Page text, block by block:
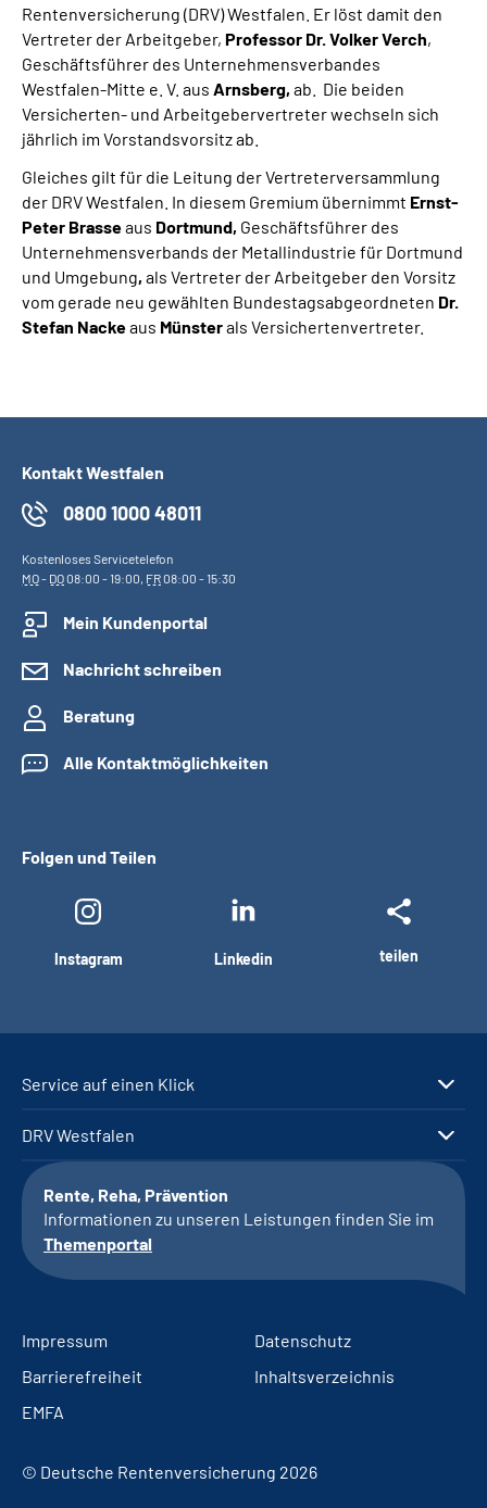
Rentenversicherung (DRV) Westfalen. Er löst damit den
Vertreter der Arbeitgeber, Professor Dr. Volker Verch,
Geschäftsführer des Unternehmensverbandes
Westfalen-Mitte e. V. aus Arnsberg, ab. Die beiden
Versicherten- und Arbeitgebervertreter wechseln sich
jährlich im Vorstandsvorsitz ab.
Gleiches gilt für die Leitung der Vertreterversammlung
der DRV Westfalen. In diesem Gremium übernimmt Ernst-
Peter Brasseaus Dortmund, Geschäftsführer des
Unternehmensverbands der Metallindustrie für Dortmund
und Umgebung, als Vertreter der Arbeitgeber den Vorsitz
vom gerade neu gewählten Bundestagsabgeordneten Dr.
Stefan Nackeaus Münsterals Versichertenvertreter.
Kontakt Westfalen
0800 1000 48011
Kostenloses Servicetelefon
MO- DO08:00 - 19:00, FR08:00 - 15:30
Mein Kundenportal
Nachricht schreiben
Beratung
Alle Kontaktmöglichkeiten
Folgen und Teilen
Instagram Linkedin teilen
Service auf einen Klick
DRV Westfalen
Rente, Reha, Prävention
Informationen zu unseren Leistungen finden Sie im
Themenportal
Impressum
Datenschutz
Barrierefreiheit
Inhaltsverzeichnis
EMFA
© Deutsche Rentenversicherung 2026